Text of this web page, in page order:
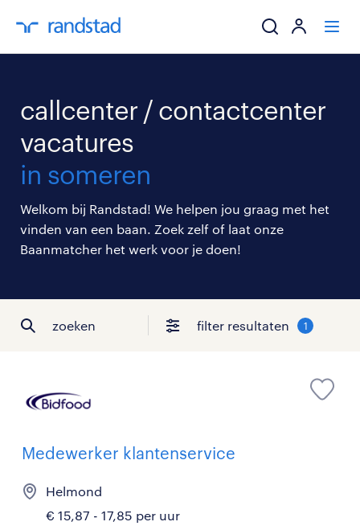
over randstad
callcenter / contactcenter
vacatures
in someren
Welkom bij Randstad! We helpen jou graag met het
vinden van een baan. Zoek zelf of laat onze
Baanmatcher het werk voor je doen!
zoeken filter resultaten 1
Medewerker klantenservice
Helmond
€ 15,87 - 17,85 per uur